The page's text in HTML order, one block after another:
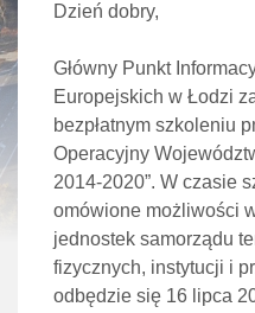
Dzień dobry,
Główny Punkt
Europejskich w Łodzi
bezpłatnym szkoleniu
Operacyjny
2014-2020”. W czasie
omówione możliwości
jednostek samorządu
fizycznych, instytucji i
odbędzie się 16 lipca